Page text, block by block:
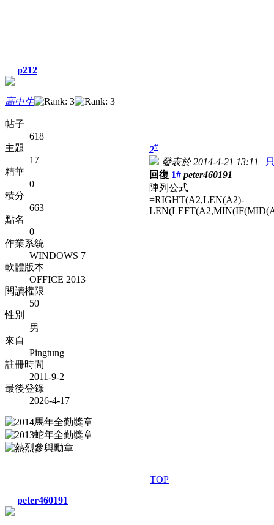
p212
高中生
帖子
618
主題
17
精華
0
積分
663
點名
0
作業系統
WINDOWS 7
軟體版本
OFFICE 2013
閱讀權限
50
性別
男
來自
Pingtung
註冊時間
2011-9-2
最後登錄
2026-4-17
2#
發表於 2014-4-21 13:11 |
回復 1# peter460191
陣列公式
=RIGHT(A2,LEN(A2)-
TOP
peter460191